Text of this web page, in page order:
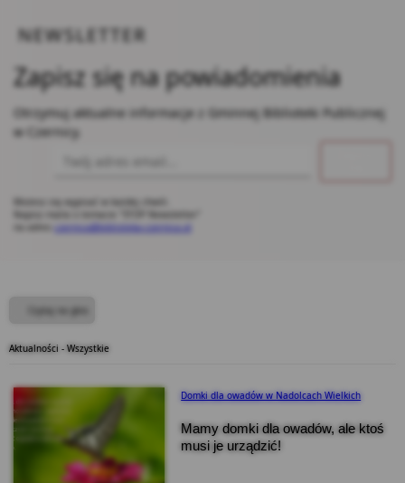
NEWSLETTER
Zapisz się na powiadomienia
Otrzymuj aktualne informacje z Gminnej Biblioteki Publicznej
w Czernicy.
Możesz się wypisać w każdej chwili.
Napisz maila o temacie "STOP Newsletter"
czernica@biblioteka-czernica.pl
Aktualności - Wszystkie
Domki dla owadów w Nadolcach Wielkich
Mamy domki dla owadów, ale ktoś
musi je urządzić!